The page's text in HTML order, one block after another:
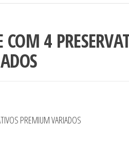
4
PREMIUM VARIADOS